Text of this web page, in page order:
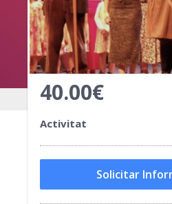
40.00€
Activitat
Solicitar